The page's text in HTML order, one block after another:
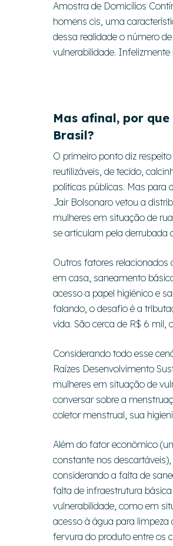
Amostra de Domicílios
homens cis, uma
dessa realidade o número
vulnerabilidade.
Mas afinal, por
Brasil?
O primeiro ponto diz
reutilizáveis, de tecido,
políticas públicas. Mas para
Jair Bolsonaro vetou a
mulheres em situação de
se articulam pela derrubada
Outros fatores relacionados
em casa, saneamento
acesso a papel higiênico e
falando, o desafio é a
vida. São cerca de R$ 6 mil,
Considerando todo esse
Raízes Desenvolvimento
mulheres em situação de
conversar sobre a
coletor menstrual, sua
Além do fator econômico
constante nos
considerando a falta de
falta de infraestrutura
vulnerabilidade, como em
acesso à água para
fervura do produto entre os